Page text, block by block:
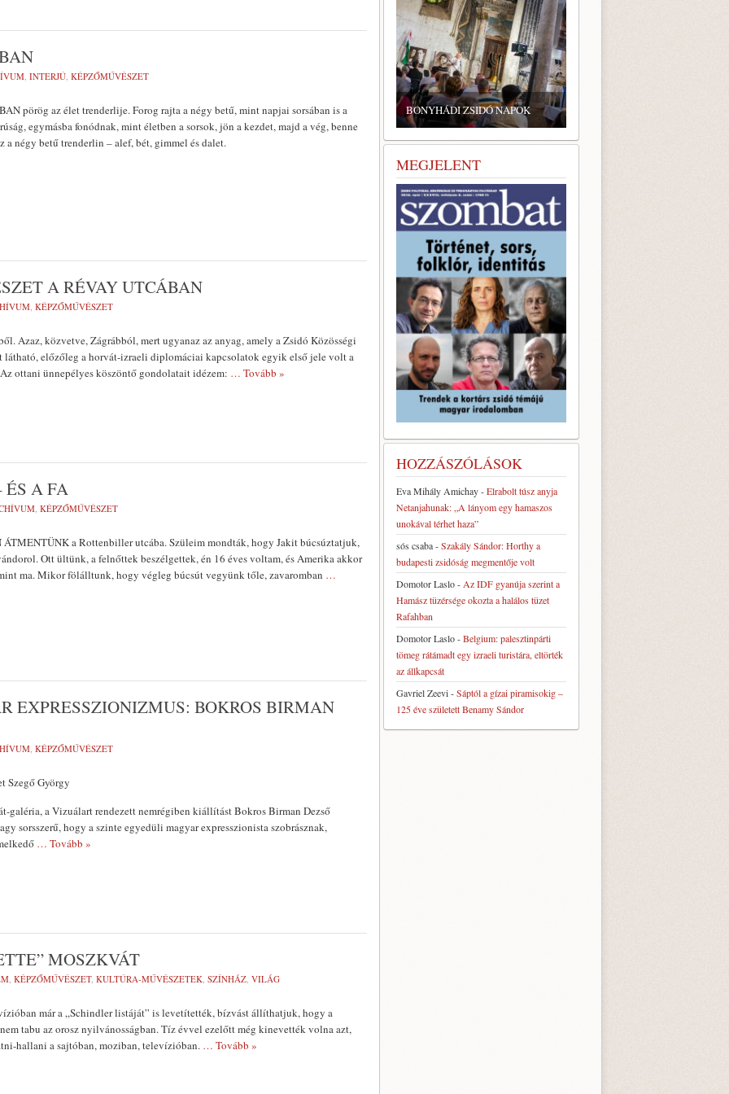
, INTERJÚ, KÉPZŐMŰVÉSZET
pö­rög az élet trenderlije. Forog rajta a négy betű, mint napjai sorsában is a
egymásba fonódnak, mint életben a sorsok, jön a kezdet, majd a vég, benne
a négy betű trenderlin – alef, bét, gimmel és dalet.
A RÉVAY UTCÁBAN
, KÉPZŐMŰVÉSZET
Azaz, közvetve, Zágrábból, mert ugyanaz az anyag, amely a Zsidó Közösségi
látható, előzőleg a horvát-izraeli diplomáciai kapcsolatok egyik első jele volt a
ottani ünnepélyes köszöntő gondolatait idézem: … Tovább »
ÉS A FA
, KÉPZŐMŰVÉSZET
ÁTMENTÜNK a Rottenbiller utcába. Szüleim mondták, hogy Jakit búcsúztatjuk,
Ott ültünk, a felnőttek beszélgettek, én 16 éves voltam, és Amerika akkor
ma. Mikor fölálltunk, hogy végleg búcsút vegyünk tőle, zavarom­ban …
EXPRESSZIONIZMUS: BOKROS BIRMAN
, KÉPZŐMŰVÉSZET
Szegő György
galéria, a Vizuálart rendezett nem­régiben kiállítást Bokros Birman Dezső
sorsszerű, hogy a szinte egyedüli magyar expresszio­nista szobrásznak,
… Tovább »
MOSZKVÁT
, KÉPZŐMŰVÉSZET, KULTÚRA-MŰVÉSZETEK, SZÍNHÁZ, VILÁG
már a „Schindler listáját” is levetítették, bízvást állíthatjuk, hogy a
tabu az orosz nyil­vánosságban. Tíz évvel ezelőtt még kinevették volna azt,
hallani a sajtóban, moziban, televí­zióban. … Tovább »
BONYHÁDI ZSIDÓ NAPOK
MEGJELENT
HOZZÁSZÓLÁSOK
Eva Mihály Amichay-Elrabolt túsz anyja
Netanjahunak: „A lányom egy hamaszos
unokával térhet haza”
sós csaba-Szakály Sándor: Horthy a
budapesti zsidóság megmentője volt
Domotor Laslo- Az IDF gyanúja szerint a
Hamász tüzérsége okozta a halálos tüzet
Rafahban
Domotor Laslo-Belgium: palesztinpárti
tömeg rátámadt egy izraeli turistára, eltörték
az állkapcsát
Gavriel Zeevi-Sáptól a gízai piramisokig –
125 éve született Benamy Sándor